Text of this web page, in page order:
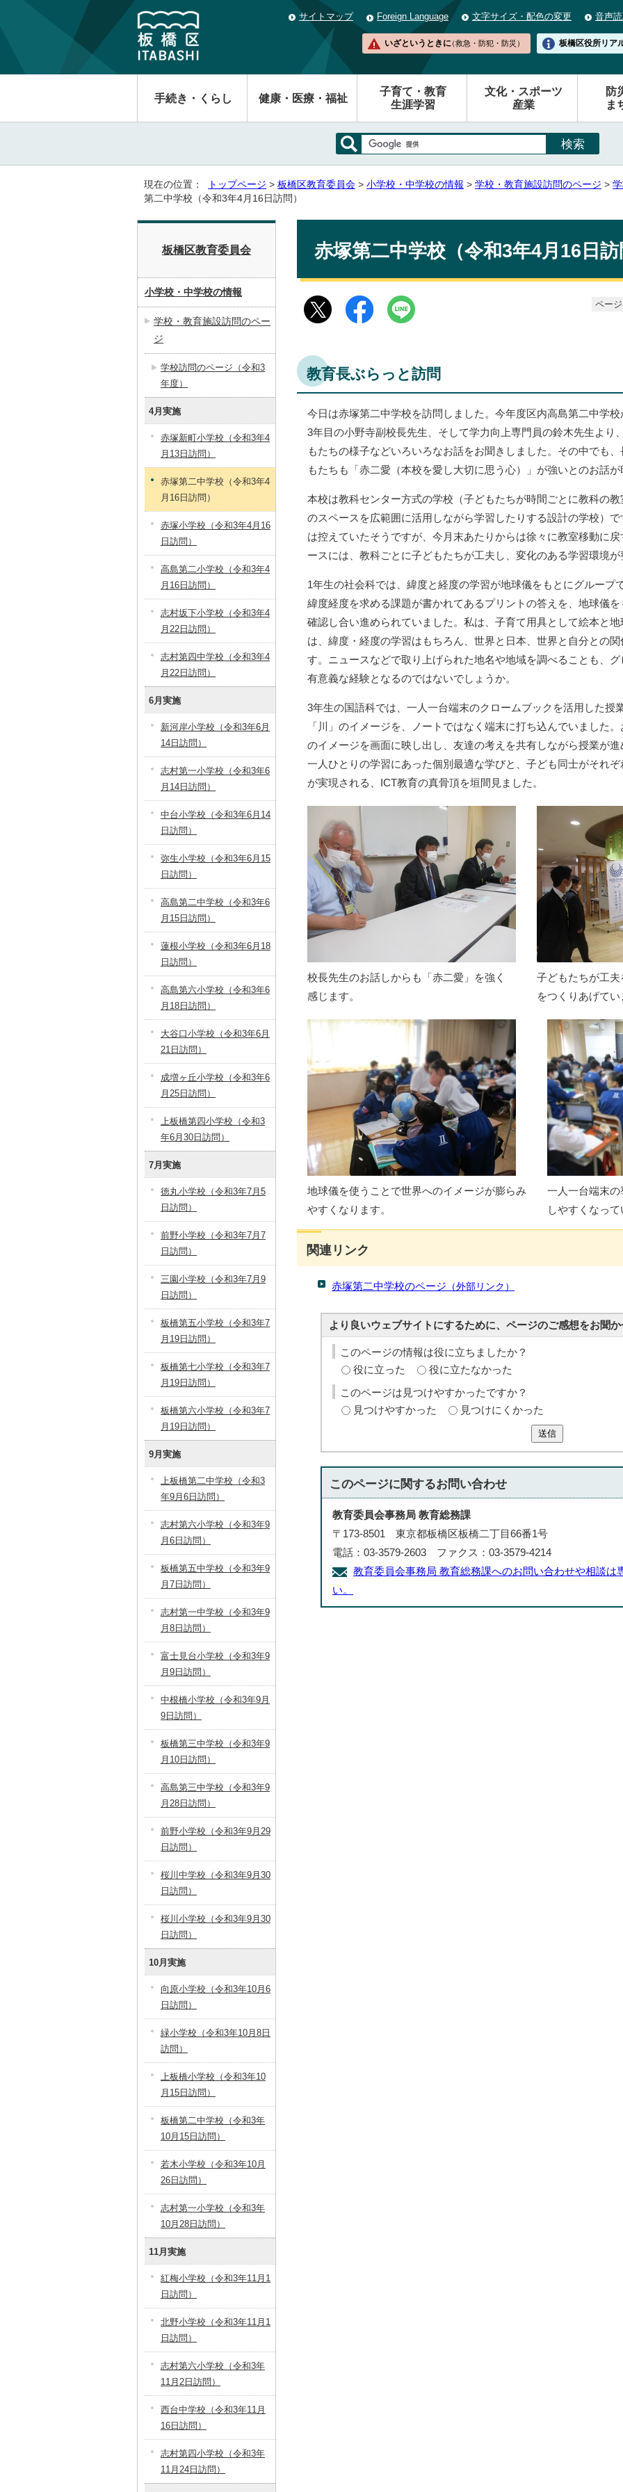
サイトマップ Foreign Language 文字サイズ・配色の変更 音声
いざというときに（救急・防犯・防災） 板橋区役所リア
手続き・くらし 健康・医療・福祉
子育て・教育
生涯学習
文化・スポーツ
産業
防
ま
現在の位置： トップページ > 板橋区教育委員会 > 小学校・中学校の情報 > 学校・教育施設訪問のページ >
第二中学校（令和3年4月16日訪問）
赤塚第二中学校（令和3年4月16日訪
ペー
教育長ぶらっと訪問
今日は赤塚第二中学校を訪問しました。今年度区内高島第二中学
3年目の小野寺副校長先生、そして学力向上専門員の鈴木先生より
もたちの様子などいろいろなお話をお聞きしました。その中でも
もたちも「赤二愛（本校を愛し大切に思う心）」が強いとのお話が
本校は教科センター方式の学校（子どもたちが時間ごとに教科の
のスペースを広範囲に活用しながら学習したりする設計の学校）
は控えていたそうですが、今月末あたりからは徐々に教室移動に
ースには、教科ごとに子どもたちが工夫し、変化のある学習環境が
1年生の社会科では、緯度と経度の学習が地球儀をもとにグループ
緯度経度を求める課題が書かれてあるプリントの答えを、地球儀
確認し合い進められていました。私は、子育て用具として絵本と
は、緯度・経度の学習はもちろん、世界と日本、世界と自分との
す。ニュースなどで取り上げられた地名や地域を調べることも、
有意義な経験となるのではないでしょうか。
3年生の国語科では、一人一台端末のクロームブックを活用した授
「川」のイメージを、ノートではなく端末に打ち込んでいました
のイメージを画面に映し出し、友達の考えを共有しながら授業が進
一人ひとりの学習にあった個別最適な学びと、子ども同士がそれ
が実現される、ICT教育の真骨頂を垣間見ました。
校長先生のお話しからも「赤二愛」を強く
感じます。
子どもたちが工
をつくりあげてい
地球儀を使うことで世界へのイメージが膨らみ
やすくなります。
一人一台端末
しやすくなって
関連リンク
赤塚第二中学校のページ （外部リンク）
より良いウェブサイトにするために、ページのご感想をお聞か
このページの情報は役に立ちましたか？
役に立った
役に立たなかった
このページは見つけやすかったですか？
見つけやすかった
見つけにくかった
送信
このページに関するお問い合わせ
教育委員会事務局 教育総務課
〒173-8501 東京都板橋区板橋二丁目66番1号
電話：03-3579-2603 ファクス：03-3579-4214
教育委員会事務局 教育総務課へのお問い合わせや相談は
い。
板橋区教育委員会
小学校・中学校の情報
学校・教育施設訪問のペー
ジ
学校訪問のページ（令和3
年度）
4月実施
赤塚新町小学校（令和3年4
月13日訪問）
赤塚第二中学校（令和3年4
月16日訪問）
赤塚小学校（令和3年4月16
日訪問）
高島第二小学校（令和3年4
月16日訪問）
志村坂下小学校（令和3年4
月22日訪問）
志村第四中学校（令和3年4
月22日訪問）
6月実施
新河岸小学校（令和3年6月
14日訪問）
志村第一小学校（令和3年6
月14日訪問）
中台小学校（令和3年6月14
日訪問）
弥生小学校（令和3年6月15
日訪問）
高島第二中学校（令和3年6
月15日訪問）
蓮根小学校（令和3年6月18
日訪問）
高島第六小学校（令和3年6
月18日訪問）
大谷口小学校（令和3年6月
21日訪問）
成増ヶ丘小学校（令和3年6
月25日訪問）
上板橋第四小学校（令和3
年6月30日訪問）
7月実施
徳丸小学校（令和3年7月5
日訪問）
前野小学校（令和3年7月7
日訪問）
三園小学校（令和3年7月9
日訪問）
板橋第五小学校（令和3年7
月19日訪問）
板橋第七小学校（令和3年7
月19日訪問）
板橋第六小学校（令和3年7
月19日訪問）
9月実施
上板橋第二中学校（令和3
年9月6日訪問）
志村第六小学校（令和3年9
月6日訪問）
板橋第五中学校（令和3年9
月7日訪問）
志村第一中学校（令和3年9
月8日訪問）
富士見台小学校（令和3年9
月9日訪問）
中根橋小学校（令和3年9月
9日訪問）
板橋第三中学校（令和3年9
月10日訪問）
高島第三中学校（令和3年9
月28日訪問）
前野小学校（令和3年9月29
日訪問）
桜川中学校（令和3年9月30
日訪問）
桜川小学校（令和3年9月30
日訪問）
10月実施
向原小学校（令和3年10月6
日訪問）
緑小学校（令和3年10月8日
訪問）
上板橋小学校（令和3年10
月15日訪問）
板橋第二中学校（令和3年
10月15日訪問）
若木小学校（令和3年10月
26日訪問）
志村第一小学校（令和3年
10月28日訪問）
11月実施
紅梅小学校（令和3年11月1
日訪問）
北野小学校（令和3年11月1
日訪問）
志村第六小学校（令和3年
11月2日訪問）
西台中学校（令和3年11月
16日訪問）
志村第四小学校（令和3年
11月24日訪問）